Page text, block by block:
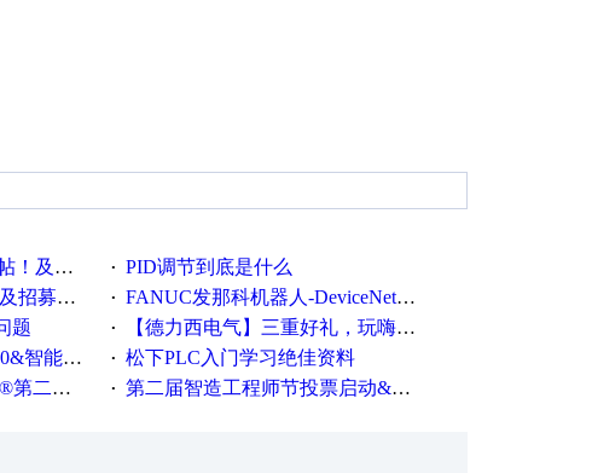
讨会预告 · PID调节到底是什么
主公告 · FANUC发那科机器人-DeviceNet通信使用手册(中文)
题 · 【德力西电气】三重好礼，玩嗨夏日！
训班通知！ · 松下PLC入门学习绝佳资料
式起航！ · 第二届智造工程师节投票启动&周周有礼！